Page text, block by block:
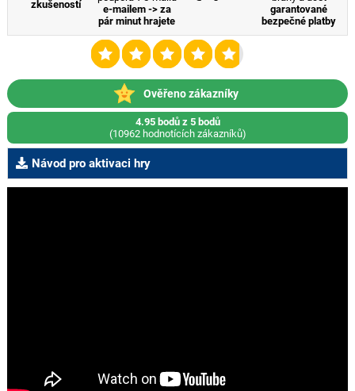
zkušeností
e-mailem -> za
pár minut hrajete
garantované
bezpečné platby
Ověřeno zákazníky
4.95 bodů z 5 bodů
(10962 hodnotících zákazníků)
Návod pro aktivaci hry